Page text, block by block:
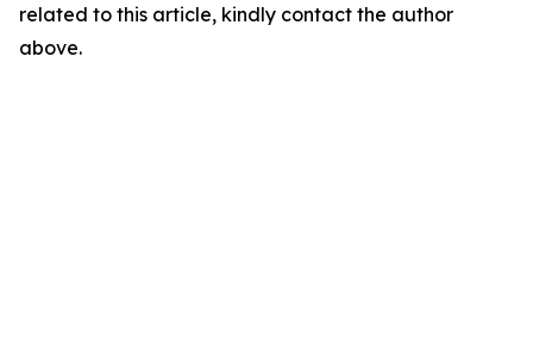
related to this article, kindly contact the author
above.